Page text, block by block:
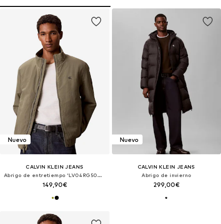
Nuevo
CALVIN KLEIN JEANS
Abrigo de entretiempo 'LV04RG500G'
149,90€
Nuevo
CALVIN KLEIN JEANS
Abrigo de invierno
299,00€